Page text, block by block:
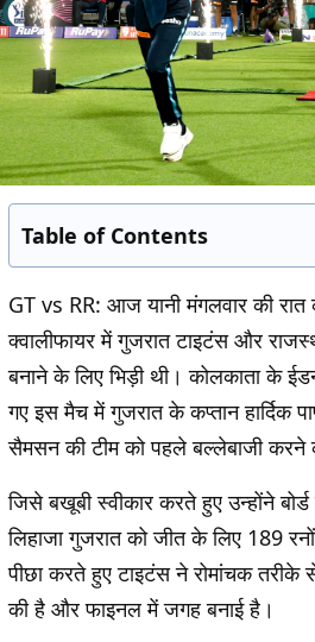
Table of Contents
GT vs RR: आज यानी मंगलवार की रात
क्वालीफायर में गुजरात टाइटंस और
बनाने के लिए भिड़ी थी। कोलकाता के
गए इस मैच में गुजरात के कप्तान हार्दिक
सैमसन की टीम को पहले बल्लेबाजी करने
जिसे बखूबी स्वीकार करते हुए उन्होंने
लिहाजा गुजरात को जीत के लिए 189
पीछा करते हुए टाइटंस ने रोमांचक
की है और फाइनल में जगह बनाई है।